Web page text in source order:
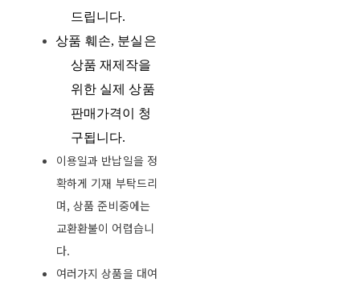
드립니다.
상품 훼손, 분실은
상품재제작을
위한 실제 상품
판매가격이 청
구됩니다.
이용일과 반납일을 정
확하게 기재 부탁드리
며, 상품 준비중에는
교환환불이 어렵습니
다.
여러가지 상품을 대여